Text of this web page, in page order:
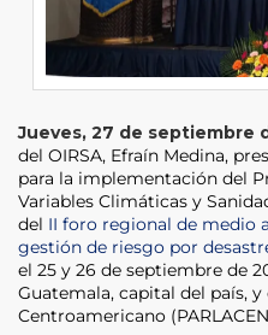
Jueves, 27 de septiembre
del OIRSA, Efraín Medina,
para la implementación del
Variables Climáticas y
del II foro regional de medio
gestión de riesgo por
el 25 y 26 de septiembre de
Guatemala, capital del país,
Centroamericano